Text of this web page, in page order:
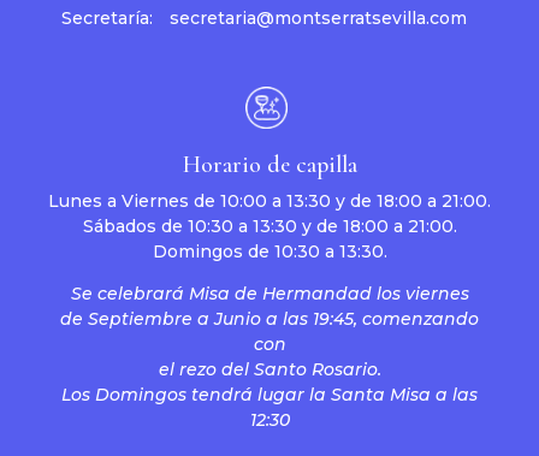
Secretaría:
secretaria@montserratsevilla.com
Horario de capilla
Lunes a Viernes de 10:00 a 13:30 y de 18:00 a 21:00.
Sábados de 10:30 a 13:30 y de 18:00 a 21:00.
Domingos de 10:30 a 13:30.
Se celebrará Misa de Hermandad los viernes
de Septiembre a Junio a las 19:45, comenzando
con
el rezo del Santo Rosario.
Los Domingos tendrá lugar la Santa Misa a las
12:30